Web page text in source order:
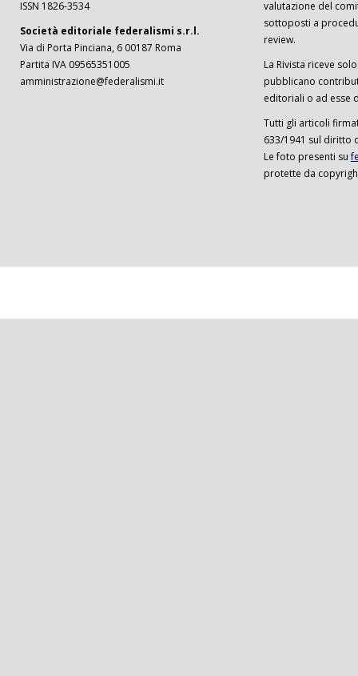
ISSN 1826-3534
Società editoriale federalismi s.r.l.
Via di Porta Pinciana, 6 00187 Roma
Partita IVA 09565351005
amministrazione@federalismi.it
valutazione del
sottoposti a
review.
La Rivista riceve
pubblicano
editoriali o ad esse
Tutti gli articoli
633/1941 sul diritto
Le foto presenti su
protette da